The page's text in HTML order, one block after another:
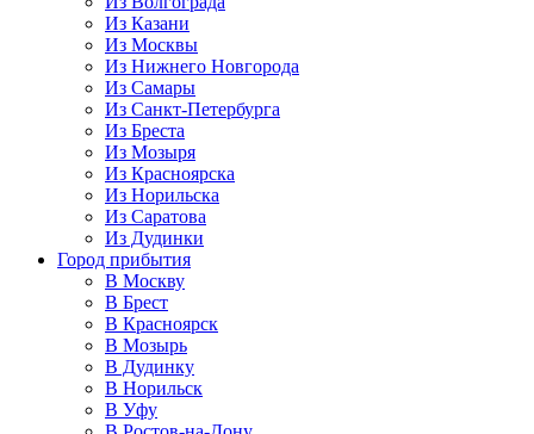
Из Казани
Из Москвы
Из Нижнего Новгорода
Из Самары
Из Санкт-Петербурга
Из Бреста
Из Мозыря
Из Красноярска
Из Норильска
Из Саратова
Из Дудинки
Город прибытия
В Москву
В Брест
В Красноярск
В Мозырь
В Дудинку
В Норильск
В Уфу